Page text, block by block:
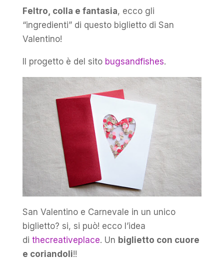
Feltro, colla e fantasia, ecco gli
“ingredienti” di questo biglietto di San
Valentino!
Il progetto è del sito bugsandfishes.
San Valentino e Carnevale in un unico
biglietto? si, si può! ecco l’idea
di thecreativeplace. Un biglietto con cuore
e coriandoli!!